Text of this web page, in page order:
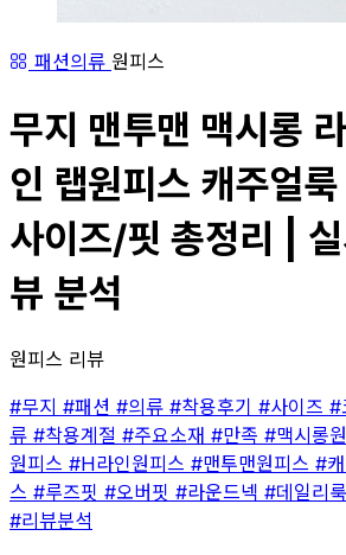
패션의류 원피스
무지 맨투맨 맥시롱
인 랩원피스 캐주얼룩
사이즈/핏 총정리 | 실
뷰 분석
원피스 리뷰
#무지 #패션 #의류 #착용후기 #사이즈 #
류 #착용계절 #주요소재 #만족 #맥시롱
원피스 #H라인원피스 #맨투맨원피스 #
스 #루즈핏 #오버핏 #라운드넥 #데일리룩
#리뷰분석